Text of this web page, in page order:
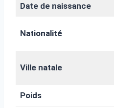
Date de naissance
Nationalité
Ville natale
Poids